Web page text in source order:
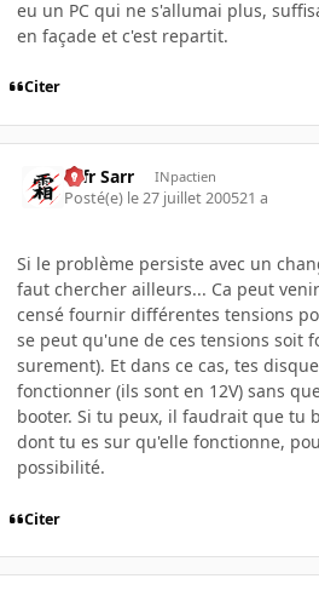
eu un PC qui ne s'allumai plus,
en façade et c'est repartit.
Citer
Ulfr Sarr INpactien
Posté(e) le 27 juillet 200521 a
Si le problème persiste avec un
faut chercher ailleurs... Ca peut
censé fournir différentes tensions
se peut qu'une de ces tensions soit
surement). Et dans ce cas, tes
fonctionner (ils sont en 12V) sans
booter. Si tu peux, il faudrait que tu
dont tu es sur qu'elle fonctionne,
possibilité.
Citer